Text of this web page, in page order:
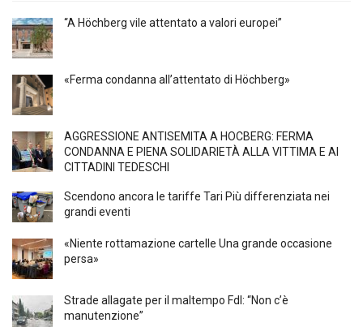
“A Höchberg vile attentato a valori europei”
«Ferma condanna all’attentato di Höchberg»
AGGRESSIONE ANTISEMITA A HÖCBERG: FERMA
CONDANNA E PIENA SOLIDARIETÀ ALLA VITTIMA E AI
CITTADINI TEDESCHI
Scendono ancora le tariffe Tari Più differenziata nei
grandi eventi
«Niente rottamazione cartelle Una grande occasione
persa»
Strade allagate per il maltempo FdI: “Non c’è
manutenzione”